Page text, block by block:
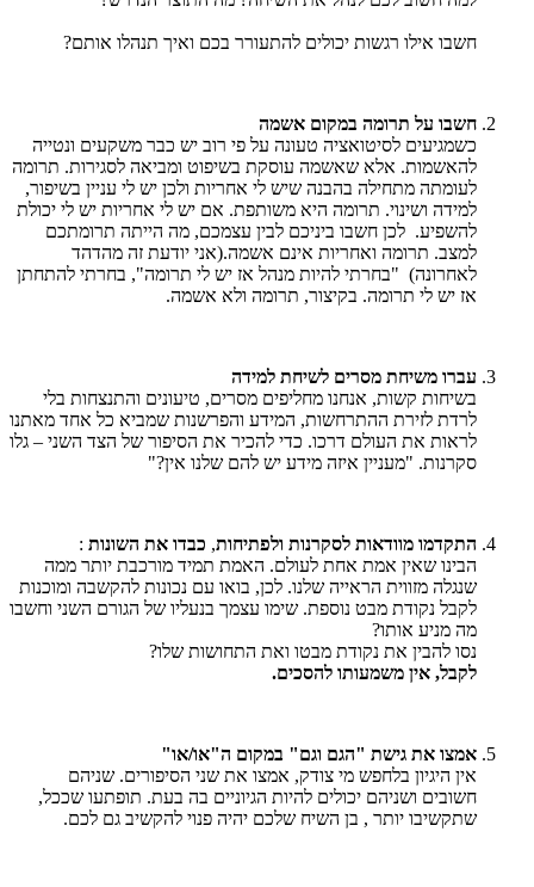
חשבו אילו רגשות יכולים להתעורר בכם ואיך תנהלו אותם?
חשבו על תרומה במקום אשמה
כשמגיעים לסיטואציה טעונה על פי רוב יש כבר משקעים ונטייה
להאשמות. אלא שאשמה עוסקת בשיפוט ומביאה לסגירות. תרומה
לעומתה מתחילה בהבנה שיש לי אחריות ולכן יש לי עניין בשיפור,
למידה ושינוי. תרומה היא משותפת. אם יש לי אחריות יש לי יכולת
להשפיע. לכן חשבו ביניכם לבין עצמכם, מה הייתה תרומתכם
למצב. תרומה ואחריות אינם אשמה.(אני יודעת זה מהדהד
לאחרונה) "בחרתי להיות מנהל אז יש לי תרומה", בחרתי להתחתן
אז יש לי תרומה. בקיצור, תרומה ולא אשמה.
עברו משיחת מסרים לשיחת למידה
בשיחות קשות, אנחנו מחליפים מסרים, טיעונים והתנצחות בלי
לרדת לזירת ההתרחשות, המידע והפרשנות שמביא כל אחד מאתנו
לראות את העולם דרכו. כדי להכיר את הסיפור של הצד השני – גלו
סקרנות. "מעניין איזה מידע יש להם שלנו אין?"
התקדמו מוודאות לסקרנות ולפתיחות, כבדו את השונות :
הבינו שאין אמת אחת לעולם. האמת תמיד מורכבת יותר ממה
שנגלה מזווית הראייה שלנו. לכן, בואו עם נכונות להקשבה ומוכנות
לקבל נקודת מבט נוספת. שימו עצמך בנעליו של הגורם השני וחשבו
מה מניע אותו?
נסו להבין את נקודת מבטו ואת התחושות שלו?
לקבל, אין משמעותו להסכים.
אמצו את גישת "הגם וגם" במקום ה"או/או"
אין היגיון בלחפש מי צודק, אמצו את שני הסיפורים. שניהם
חשובים ושניהם יכולים להיות הגיוניים בה בעת. תופתעו שככל,
שתקשיבו יותר , בן השיח שלכם יהיה פנוי להקשיב גם לכם.